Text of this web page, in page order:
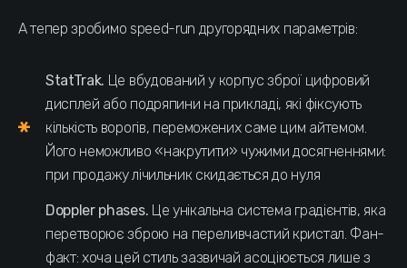
А тепер зробимо speed-run другорядних параметрів:
StatTrak. Це вбудований у корпус зброї цифровий
дисплей або подряпини на прикладі, які фіксують
кількість ворогів, переможених саме цим айтемом.
Його неможливо «накрутити» чужими досягненнями:
при продажу лічильник скидається до нуля
Doppler phases. Це унікальна система градієнтів, яка
перетворює зброю на переливчастий кристал. Фан-
факт: хоча цей стиль зазвичай асоціюється лише з